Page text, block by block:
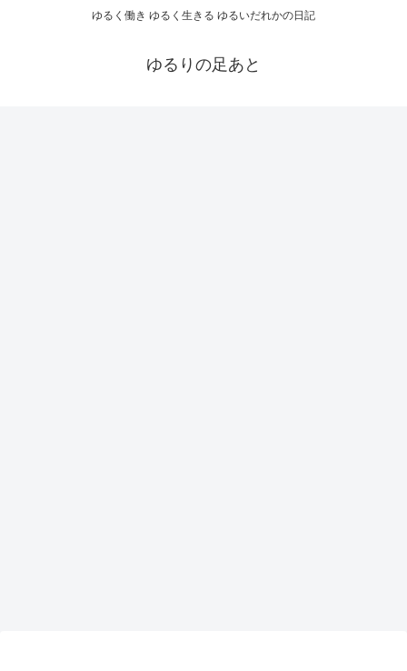
ゆるく働き ゆるく生きる ゆるいだれかの日記
ゆるりの足あと